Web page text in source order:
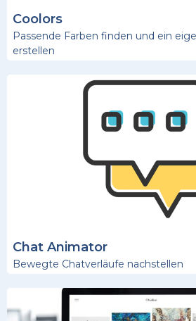
Coolors
Passende Farben finden und ein
erstellen
Chat Animator
Bewegte Chatverläufe nachstellen